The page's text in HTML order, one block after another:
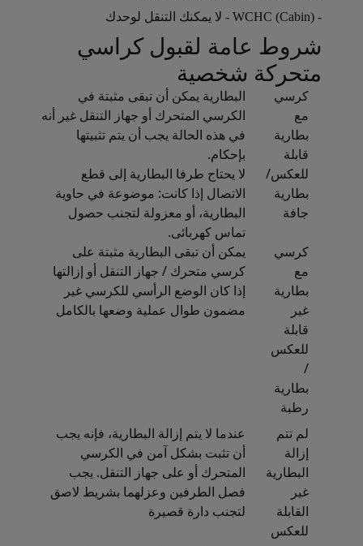
Open in a new window
- WCHC (Cabin) - لا يمكنك التنقل لوحدك
Open in a new window
شروط عامة لقبول كراسي
متحركة شخصية
كرسي
مع
بطارية
قابلة
للعكس/
بطارية
جافة
البطارية يمكن أن تبقى مثبتة في
الكرسي المتحرك أو جهاز التنقل غير أنه
في هذه الحالة يجب أن يتم تثبيتها
بإحكام.
لا يحتاج طرفا البطارية إلى قطع
الاتصال إذا كانت: موضوعة في حاوية
البطارية، أو معزولة لتجنب حصول
تماس كهربائى.
كرسي
مع
بطارية
غير
قابلة
للعكس
/
بطارية
رطبة
يمكن أن تبقى البطارية مثبتة على
كرسي متحرك / جهاز التنقل أو إزالتها
إذا كان الوضع الرأسي للكرسي غير
مضمون طوال عملية وضعها بالكامل
لم تتم
إزالة
البطارية
غير
القابلة
للعكس
عندما لا يتم إزالة البطارية، فإنه يجب
أن تثبت بشكل آمن في الكرسي
المتحرك أو على جهاز التنقل. يجب
فصل الطرفين وعزلهما بشريط لاصق
لتجنب دارة قصيرة